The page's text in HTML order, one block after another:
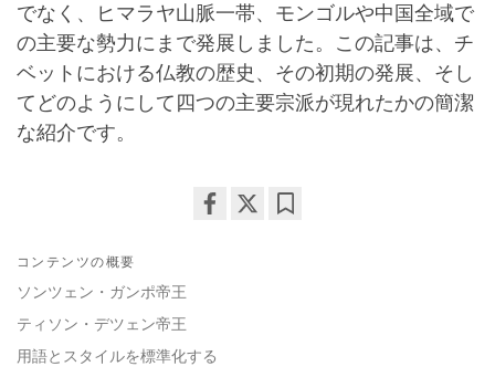
でなく、ヒマラヤ山脈一帯、モンゴルや中国全域で
の主要な勢力にまで発展しました。この記事は、チ
ベットにおける仏教の歴史、その初期の発展、そし
てどのようにして四つの主要宗派が現れたかの簡潔
な紹介です。
コンテンツの概要
ソンツェン・ガンポ帝王
ティソン・デツェン帝王
用語とスタイルを標準化する